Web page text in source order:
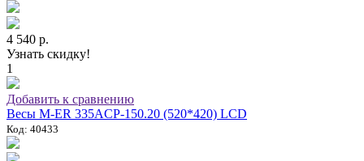
4 540 р.
Узнать скидку!
1
Добавить к сравнению
Весы M-ER 335ACP-150.20 (520*420) LCD
Код: 40433